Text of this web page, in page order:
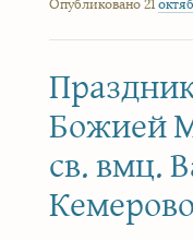
Опубликовано 21
Божией
св. вмц.
Кемерово